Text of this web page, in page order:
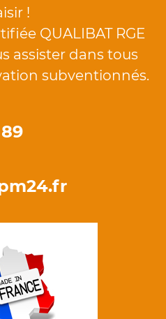
!
QUALIBAT RGE
assister dans tous
subventionnés.